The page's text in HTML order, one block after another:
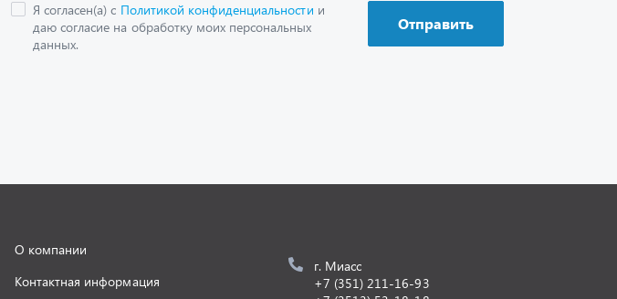
Контактная информация
Полезная информация
Новости
г. Миасс, Объездная дорога, д. 2/14